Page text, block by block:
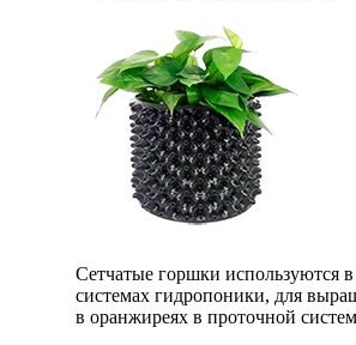
Сетчатые горшки используются в
системах гидропоники, для
в оранжиреях в проточной